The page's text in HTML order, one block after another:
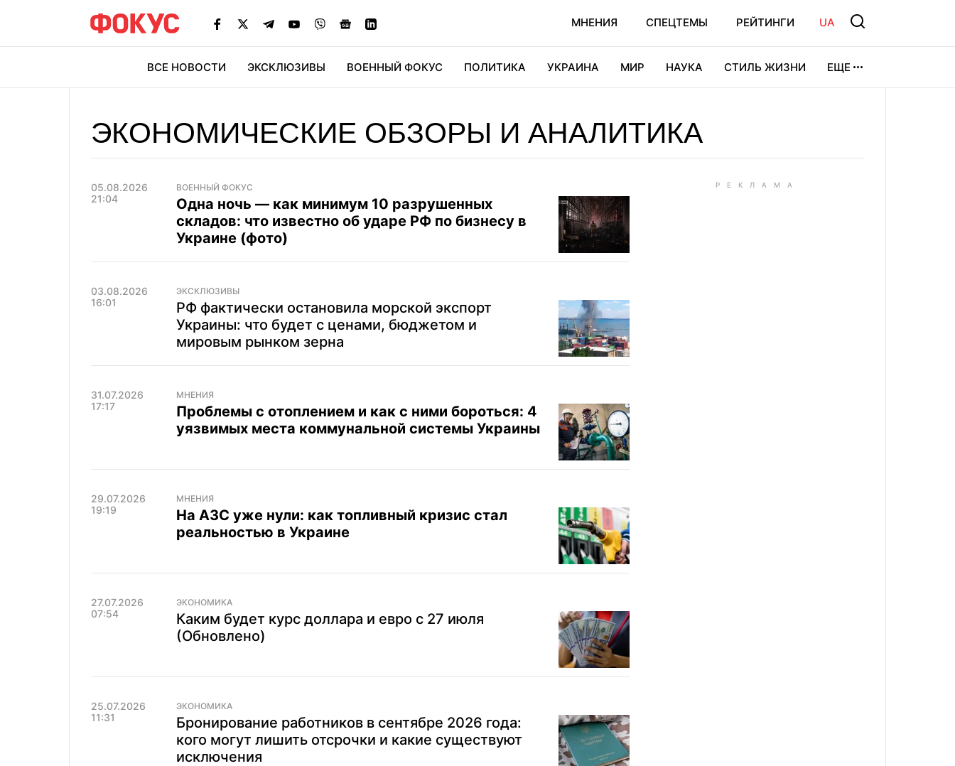
МНЕНИЯ СПЕЦТЕМЫ РЕЙТИНГИ UA
ВСЕ НОВОСТИ ЭКСКЛЮЗИВЫ ВОЕННЫЙ ФОКУС ПОЛИТИКА УКРАИНА МИР НАУКА СТИЛЬ ЖИЗНИ ЕЩЕ
ЭКОНОМИЧЕСКИЕ ОБЗОРЫ И АНАЛИТИКА
05.08.2026
21:04
ВОЕННЫЙ ФОКУС
Одна ночь — как минимум 10 разрушенных
складов: что известно об ударе РФ по бизнесу в
Украине (фото)
03.08.2026
16:01
ЭКСКЛЮЗИВЫ
РФ фактически остановила морской экспорт
Украины: что будет с ценами, бюджетом и
мировым рынком зерна
31.07.2026
17:17
МНЕНИЯ
Проблемы с отоплением и как с ними бороться: 4
уязвимых места коммунальной системы Украины
29.07.2026
19:19
МНЕНИЯ
На АЗС уже нули: как топливный кризис стал
реальностью в Украине
27.07.2026
07:54
ЭКОНОМИКА
Каким будет курс доллара и евро с 27 июля
(Обновлено)
25.07.2026
11:31
ЭКОНОМИКА
Бронирование работников в сентябре 2026 года:
кого могут лишить отсрочки и какие существуют
исключения